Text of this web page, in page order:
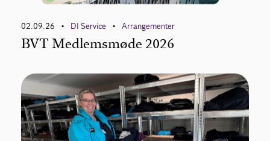
02.09.26 • DI Service • Arrangementer
BVT Medlemsmøde 2026